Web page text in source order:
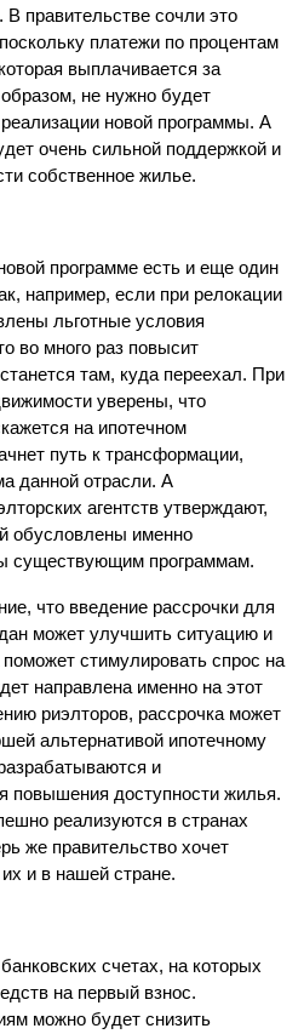
В правительстве сочли это
платежи по процентам
выплачивается за
не нужно будет
новой программы. А
очень сильной поддержкой и
собственное жилье.
программе есть и еще один
например, если при релокации
льготные условия
во много раз повысит
там, куда переехал. При
уверены, что
на ипотечном
путь к трансформации,
данной отрасли. А
агентств утверждают,
обусловлены именно
существующим программам.
что введение рассрочки для
может улучшить ситуацию и
стимулировать спрос на
направлена именно на этот
риэлторов, рассрочка может
альтернативой ипотечному
и
повышения доступности жилья.
реализуются в странах
же правительство хочет
и в нашей стране.
счетах, на которых
на первый взнос.
можно будет снизить